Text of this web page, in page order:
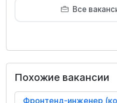
Все
Похожие вакансии
Фронтенд-инженер